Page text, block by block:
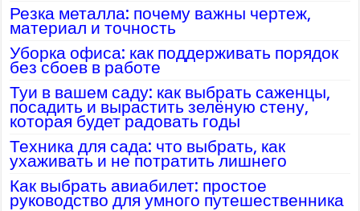
Резка металла: почему важны чертеж,
материал и точность
Уборка офиса: как поддерживать порядок
без сбоев в работе
Туи в вашем саду: как выбрать саженцы,
посадить и вырастить зелёную стену,
которая будет радовать годы
Техника для сада: что выбрать, как
ухаживать и не потратить лишнего
Как выбрать авиабилет: простое
руководство для умного путешественника